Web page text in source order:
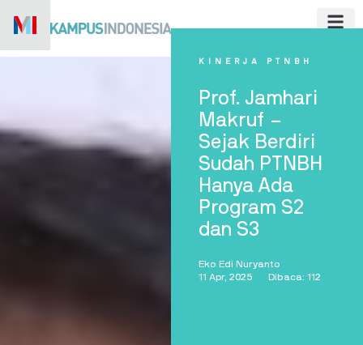
KINERJA PTNBH
Prof. Jamhari
Makruf –
Sejak Berdiri
Sudah PTNBH
Hanya Ada
Program S2
dan S3
Eko Edi Nuryanto
11 Apr, 2025
Dibaca: 112